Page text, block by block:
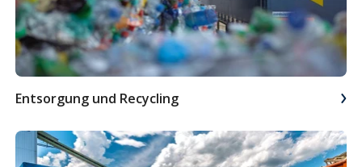
Entsorgung und Recycling